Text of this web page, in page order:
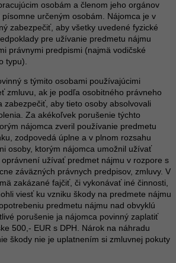
osobám a členom jeho orgánov
určeným osobám. Nájomca je v
zabezpečiť, aby všetky uvedené fyzické
pre užívanie predmetu nájmu
právnymi predpismi (najmä vodičské
typu).
s týmito osobami používajúcimi
zmluvu, ak je podľa osobitného právneho
zabezpečiť, aby tieto osoby absolvovali
Za akékoľvek porušenie týchto
nájomca zveril používanie predmetu
zodpovedá úplne a v plnom rozsahu
osoby, ktorým nájomca umožnil užívať
užívať predmet nájmu v rozpore s
záväzných právnych predpisov, zmluvy. V
zakázané fajčiť, či vykonávať iné činnosti,
viesť ku vzniku škody na predmete nájmu
predmetu nájmu nad obvyklú
porušenie ja nájomca povinný zaplatiť
500,- EUR s DPH. Nárok na náhradu
škody nie je uplatnením si zmluvnej pokuty